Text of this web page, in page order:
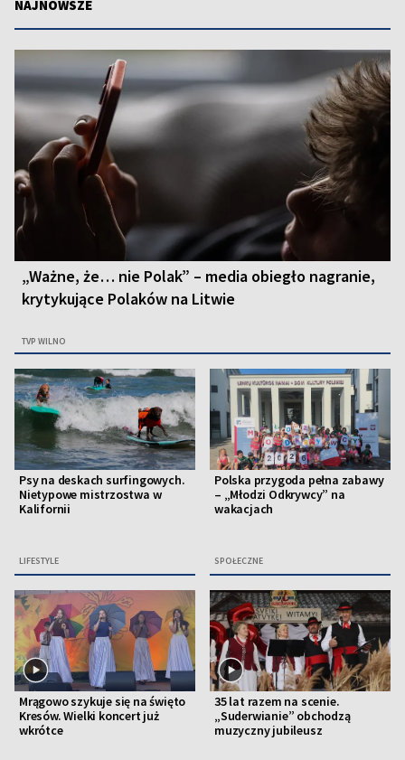
NAJNOWSZE
„Ważne, że… nie Polak” – media obiegło nagranie,
krytykujące Polaków na Litwie
TVP WILNO
Psy na deskach surfingowych.
Nietypowe mistrzostwa w
Kalifornii
LIFESTYLE
Polska przygoda pełna zabawy
– „Młodzi Odkrywcy” na
wakacjach
SPOŁECZNE
Mrągowo szykuje się na święto
Kresów. Wielki koncert już
wkrótce
35 lat razem na scenie.
„Suderwianie” obchodzą
muzyczny jubileusz